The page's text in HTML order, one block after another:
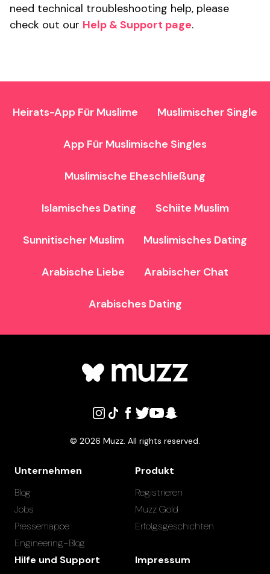
need technical troubleshooting help, please
check out our Help & Support page.
Heirats-App Für Muslime Muslimischer Single
App Für Muslimische Singles
Muslimische Eheschließung
Islamisches Dating Schiite Muslim
Sunnitischer Muslim Muslimisches Dating
Arabische Liebe Arabischer Chat
Arabisches Dating
© 2026 Muzz. All rights reserved.
Unternehmen
Blog
Jobs
Pressemappe
Engineering-Blog
Produkt
Registrieren
Muzz Gold
Erfolgsgeschichten
Hilfe und Support Impressum